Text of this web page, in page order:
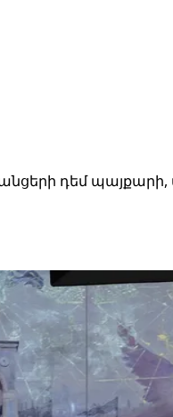
դեմ